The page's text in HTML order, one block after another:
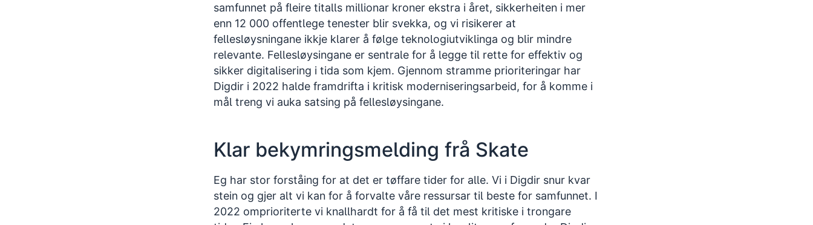
samfunnet på fleire titalls millionar kroner ekstra i året, sikkerheiten i mer
enn 12 000 offentlege tenester blir svekka, og vi risikerer at
fellesløysningane ikkje klarer å følge teknologiutviklinga og blir mindre
relevante. Fellesløysingane er sentrale for å legge til rette for effektiv og
sikker digitalisering i tida som kjem. Gjennom stramme prioriteringar har
Digdir i 2022 halde framdrifta i kritisk moderniseringsarbeid, for å komme i
mål treng vi auka satsing på fellesløysingane.
Klar bekymringsmelding frå Skate
Eg har stor forståing for at det er tøffare tider for alle. Vi i Digdir snur kvar
stein og gjer alt vi kan for å forvalte våre ressursar til beste for samfunnet. I
2022 omprioriterte vi knallhardt for å få til det mest kritiske i trongare